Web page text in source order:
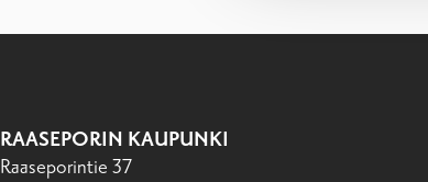
RAASEPORIN KAUPUNKI
Raaseporintie 37